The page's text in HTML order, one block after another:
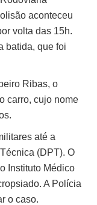
aconteceu
volta das 15h.
batida, que foi
Ribas, o
carro, cujo nome
até a
(DPT). O
Instituto Médico
A Polícia
o caso.